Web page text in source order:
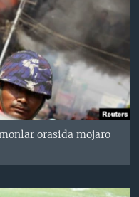
orasida mojaro